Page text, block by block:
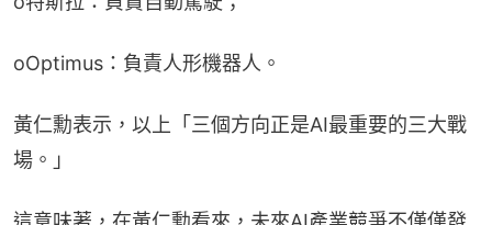
oOptimus：負責人形機器人。
黃仁勳表示，以上「三個方向正是AI最重要的三大戰
場。」